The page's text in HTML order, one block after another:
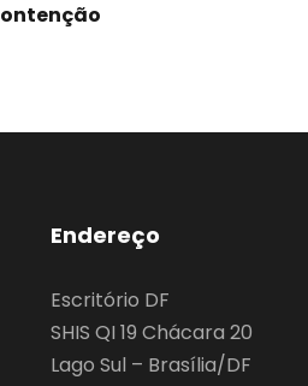
Endereço
Escritório DF
SHIS QI 19 Chácara 20
Lago Sul – Brasília/DF